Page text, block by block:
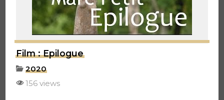
Film : Epilogue
2020
156 views